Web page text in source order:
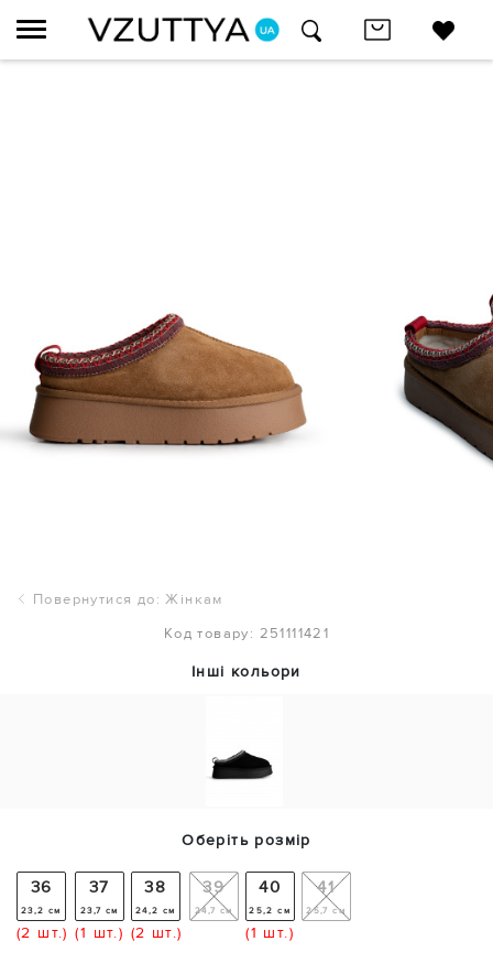
Повернутися до: Жінкам
Код товару: 251111421
Інші кольори
Оберіть розмір
36
23,2 см
(2 шт.)
37
23,7 см
(1 шт.)
38
24,2 см
(2 шт.)
39
24,7 см
40
25,2 см
(1 шт.)
41
25,7 см